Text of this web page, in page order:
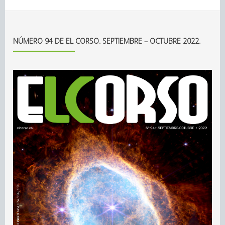
NÚMERO 94 DE EL CORSO. SEPTIEMBRE – OCTUBRE 2022.